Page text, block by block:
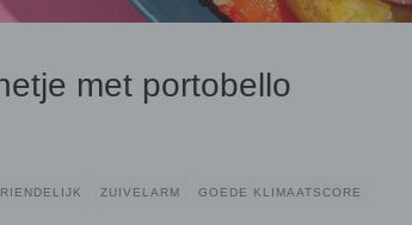
met portobello
ZUIVELARM GOEDE KLIMAATSCORE